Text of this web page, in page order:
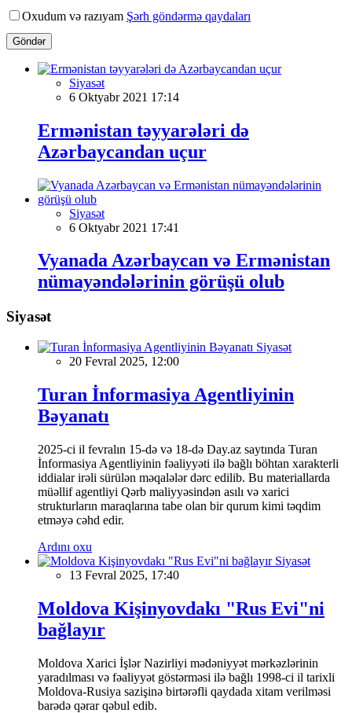
Oxudum və razıyam Şərh göndərmə qaydaları
Göndər
Siyasət
6 Oktyabr 2021 17:14
Ermənistan təyyarələri də
Azərbaycandan uçur
Siyasət
6 Oktyabr 2021 17:41
Vyanada Azərbaycan və Ermənistan
nümayəndələrinin görüşü olub
Siyasət
Siyasət
20 Fevral 2025, 12:00
Turan İnformasiya Agentliyinin
Bəyanatı
2025-ci il fevralın 15-də və 18-də Day.az saytında Turan
İnformasiya Agentliyinin fəaliyyəti ilə bağlı böhtan xarakterli
iddialar irəli sürülən məqalələr dərc edilib. Bu materiallarda
müəllif agentliyi Qərb maliyyəsindən asılı və xarici
strukturların maraqlarına tabe olan bir qurum kimi təqdim
etməyə cəhd edir.
Ardını oxu
Siyasət
13 Fevral 2025, 17:40
Moldova Kişinyovdakı "Rus Evi"ni
bağlayır
Moldova Xarici İşlər Nazirliyi mədəniyyət mərkəzlərinin
yaradılması və fəaliyyət göstərməsi ilə bağlı 1998-ci il tarixli
Moldova-Rusiya sazişinə birtərəfli qaydada xitam verilməsi
barədə qərar qəbul edib.